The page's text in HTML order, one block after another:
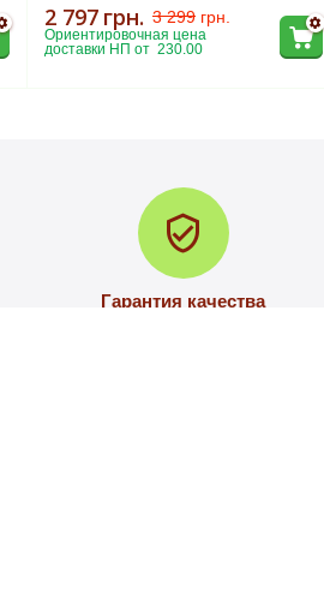
3 299 грн.
2 797 грн.
Ориентировочная цена
доставки НП от  230.00
Гарантия качества